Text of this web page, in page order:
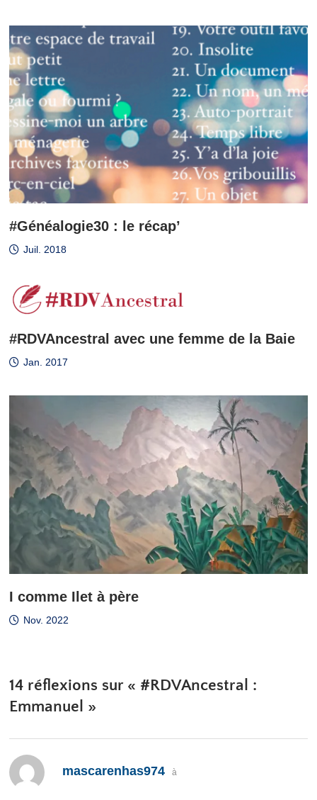
#Généalogie30 : le récap’
Juil. 2018
#RDVAncestral avec une femme de la Baie
Jan. 2017
I comme Ilet à père
Nov. 2022
14 réflexions sur « #RDVAncestral :
Emmanuel »
mascarenhas974 dit :
à